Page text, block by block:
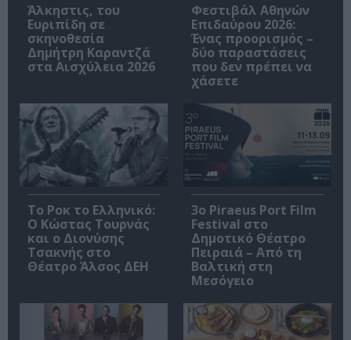
Άλκηστις, του
Ευριπίδη σε
σκηνοθεσία
Δημήτρη Καραντζά
στα Αισχύλεια 2026
Φεστιβάλ Αθηνών
Επιδαύρου 2026:
Ένας προορισμός –
δύο παραστάσεις
που δεν πρέπει να
χάσετε
Το Ροκ το Ελληνικό:
Ο Κώστας Τουρνάς
και ο Διονύσης
Τσακνής στο
Θέατρο Άλσος ΔΕΗ
3o Piraeus Port Film
Festival στο
Δημοτικό Θέατρο
Πειραιά – Από τη
Βαλτική στη
Μεσόγειο